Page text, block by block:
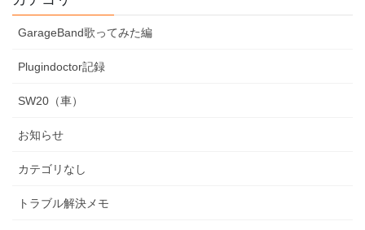
GarageBand歌ってみた編
Plugindoctor記録
SW20（車）
お知らせ
カテゴリなし
トラブル解決メモ